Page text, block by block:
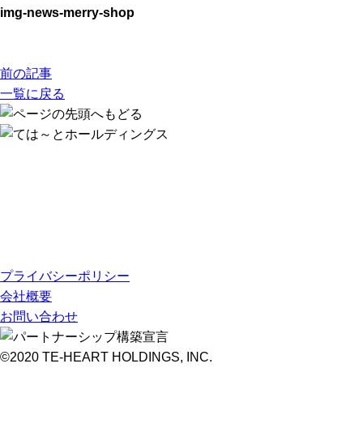
img-news-merry-shop
前の記事
一覧に戻る
プライバシーポリシー
会社概要
お問い合わせ
©2020 TE-HEART HOLDINGS, INC.